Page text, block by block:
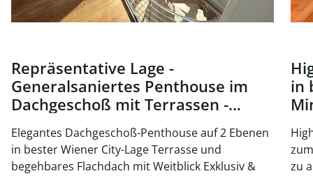
Repräsentative Lage -
Generalsaniertes Penthouse im
Dachgeschoß mit Terrassen -
kaufen in 1010 Wien
Elegantes Dachgeschoß-Penthouse auf 2 Ebenen
in bester Wiener City-Lage Terrasse und
begehbares Flachdach mit Weitblick Exklusiv &
in
zu